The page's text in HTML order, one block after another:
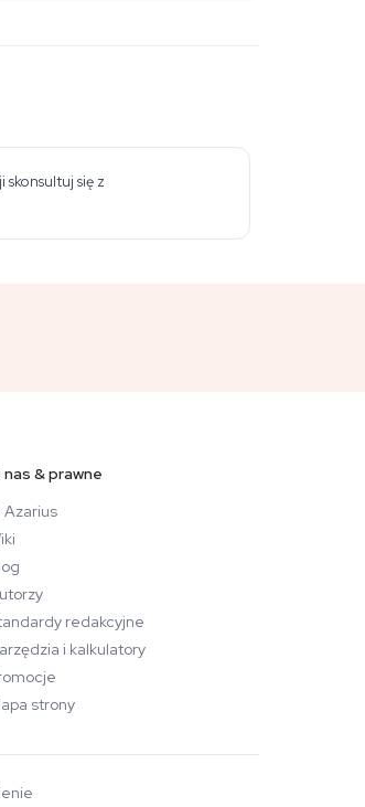
skonsultuj się z
nas & prawne
Azarius
redakcyjne
i kalkulatory
strony